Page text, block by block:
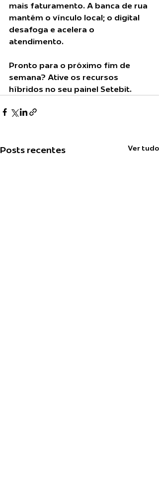
mais faturamento. A banca de rua
mantém o vínculo local; o digital
desafoga e acelera o
atendimento.
Pronto para o próximo fim de
semana? Ative os recursos
híbridos no seu painel Setebit.
Posts recentes Ver tudo